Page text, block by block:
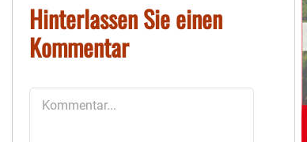
Hinterlassen Sie einen
Kommentar